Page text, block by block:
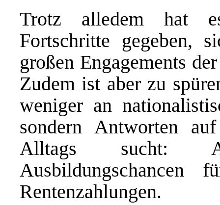
Trotz alledem hat
Fortschritte gegeben,
großen Engagements
Zudem ist aber zu
weniger an
sondern Antworten
Alltags sucht:
Ausbildungschancen
Rentenzahlungen.